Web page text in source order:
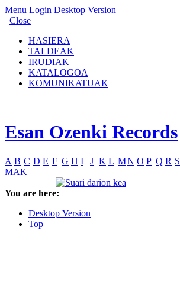
Menu Login Desktop Version
Close
HASIERA
TALDEAK
IRUDIAK
KATALOGOA
KOMUNIKATUAK
Esan Ozenki Records
A B C D E F G H I J K L MN O P Q R S
MAK
You are here:
Desktop Version
Top